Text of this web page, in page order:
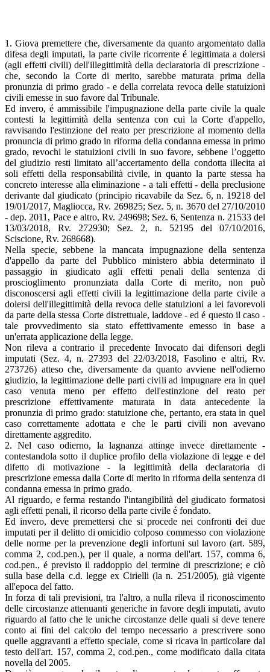
1. Giova premettere che, diversamente da quanto argomentato dalla
difesa degli imputati, la parte civile ricorrente é legittimata a dolersi
(agli effetti civili) dell'illegittimità della declaratoria di prescrizione -
che, secondo la Corte di merito, sarebbe maturata prima della
pronunzia di primo grado - e della correlata revoca delle statuizioni
civili emesse in suo favore dal Tribunale.
Ed invero, é ammissibile l'impugnazione della parte civile la quale
contesti la legittimità della sentenza con cui la Corte d'appello,
ravvisando l'estinzione del reato per prescrizione al momento della
pronuncia di primo grado in riforma della condanna emessa in primo
grado, revochi le statuizioni civili in suo favore, sebbene l’oggetto
del giudizio resti limitato all’accertamento della condotta illecita ai
soli effetti della responsabilità civile, in quanto la parte stessa ha
concreto interesse alla eliminazione - a tali effetti - della preclusione
derivante dal giudicato (principio ricavabile da Sez. 6, n. 19218 del
19/01/2017, Magliocca, Rv. 269825; Sez. 5, n. 3670 del 27/10/2010
- dep. 2011, Pace e altro, Rv. 249698; Sez. 6, Sentenza n. 21533 del
13/03/2018, Rv. 272930; Sez. 2, n. 52195 del 07/10/2016,
Sciscione, Rv. 268668).
Nella specie, sebbene la mancata impugnazione della sentenza
d'appello da parte del Pubblico ministero abbia determinato il
passaggio in giudicato agli effetti penali della sentenza di
proscioglimento pronunziata dalla Corte di merito, non può
disconoscersi agli effetti civili la legittimazione della parte civile a
dolersi dell'illegittimità della revoca delle statuizioni a lei favorevoli
da parte della stessa Corte distrettuale, laddove - ed é questo il caso -
tale provvedimento sia stato effettivamente emesso in base a
un'errata applicazione della legge.
Non rileva a contrario il precedente Invocato dai difensori degli
imputati (Sez. 4, n. 27393 del 22/03/2018, Fasolino e altri, Rv.
273726) atteso che, diversamente da quanto avviene nell'odierno
giudizio, la legittimazione delle parti civili ad impugnare era in quel
caso venuta meno per effetto dell'estinzione del reato per
prescrizione effettivamente maturata in data antecedente la
pronunzia di primo grado: statuizione che, pertanto, era stata in quel
caso correttamente adottata e che le parti civili non avevano
direttamente aggredito.
2. Nel caso odierno, la lagnanza attinge invece direttamente -
contestandola sotto il duplice profilo della violazione di legge e del
difetto di motivazione - la legittimità della declaratoria di
prescrizione emessa dalla Corte di merito in riforma della sentenza di
condanna emessa in primo grado.
Al riguardo, e ferma restando l'intangibilità del giudicato formatosi
agli effetti penali, il ricorso della parte civile é fondato.
Ed invero, deve premettersi che si procede nei confronti dei due
imputati per il delitto di omicidio colposo commesso con violazione
delle norme per la prevenzione degli infortuni sul lavoro (art. 589,
comma 2, cod.pen.), per il quale, a norma dell'art. 157, comma 6,
cod.pen., é previsto il raddoppio del termine di prescrizione; e ciò
sulla base della c.d. legge ex Cirielli (la n. 251/2005), già vigente
all'epoca del fatto.
In forza di tali previsioni, tra l'altro, a nulla rileva il riconoscimento
delle circostanze attenuanti generiche in favore degli imputati, avuto
riguardo al fatto che le uniche circostanze delle quali si deve tenere
conto ai fini del calcolo del tempo necessario a prescrivere sono
quelle aggravanti a effetto speciale, come si ricava in particolare dal
testo dell'art. 157, comma 2, cod.pen., come modificato dalla citata
novella del 2005.